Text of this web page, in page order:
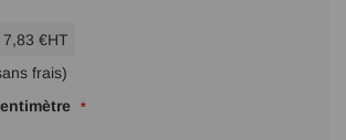
7,83 €HT
frais)